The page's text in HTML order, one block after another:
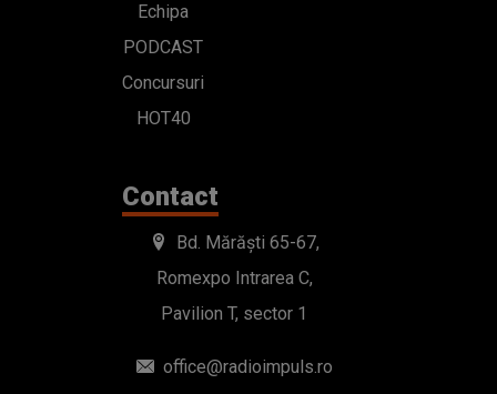
Echipa
PODCAST
Concursuri
HOT40
Contact
Bd. Mărăști 65-67,
Romexpo Intrarea C,
Pavilion T, sector 1
office@radioimpuls.ro